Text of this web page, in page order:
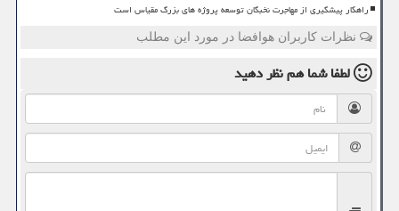
راهکار پیشگیری از مهاجرت نخبگان توسعه پروژه های بزرگ مقیاس است
نظرات کاربران هوافضا در مورد این مطلب
لطفا شما همنظر دهید